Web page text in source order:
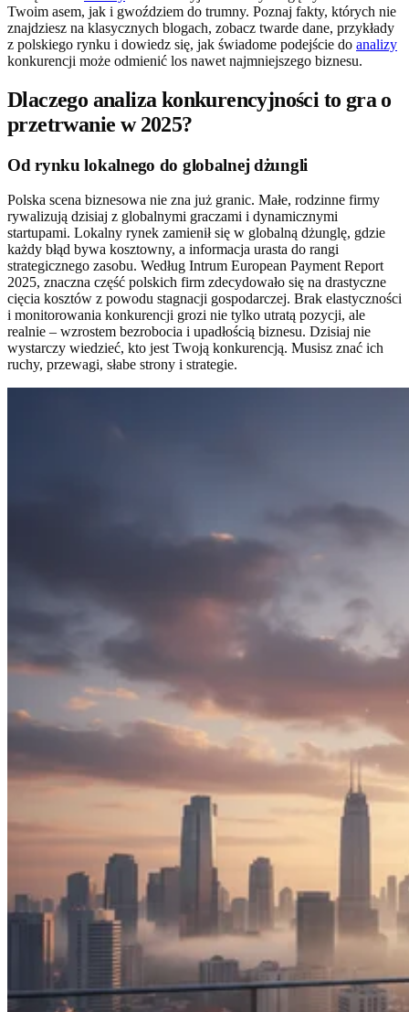
Twoim asem, jak i gwoździem do trumny. Poznaj fakty, których nie
znajdziesz na klasycznych blogach, zobacz twarde dane, przykłady
z polskiego rynku i dowiedz się, jak świadome podejście do analizy
konkurencji może odmienić los nawet najmniejszego biznesu.
Dlaczego analiza konkurencyjności to gra o
przetrwanie w 2025?
Od rynku lokalnego do globalnej dżungli
Polska scena biznesowa nie zna już granic. Małe, rodzinne firmy
rywalizują dzisiaj z globalnymi graczami i dynamicznymi
startupami. Lokalny rynek zamienił się w globalną dżunglę, gdzie
każdy błąd bywa kosztowny, a informacja urasta do rangi
strategicznego zasobu. Według Intrum European Payment Report
2025, znaczna część polskich firm zdecydowało się na drastyczne
cięcia kosztów z powodu stagnacji gospodarczej. Brak elastyczności
i monitorowania konkurencji grozi nie tylko utratą pozycji, ale
realnie – wzrostem bezrobocia i upadłością biznesu. Dzisiaj nie
wystarczy wiedzieć, kto jest Twoją konkurencją. Musisz znać ich
ruchy, przewagi, słabe strony i strategie.